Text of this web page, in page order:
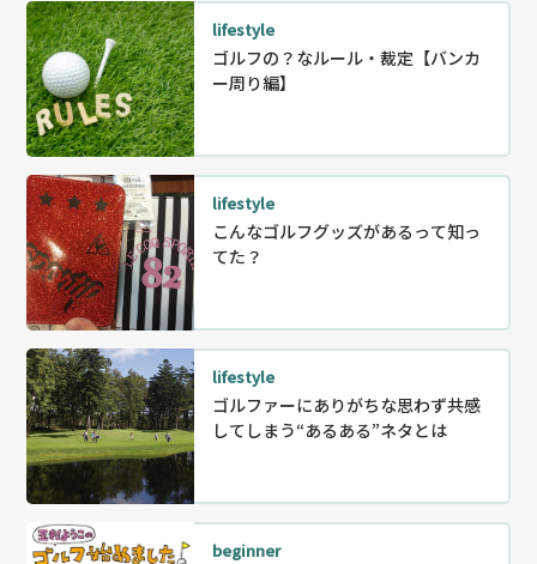
lifestyle
ゴルフの？なルール・裁定【バンカ
ー周り編】
lifestyle
こんなゴルフグッズがあるって知っ
てた？
lifestyle
ゴルファーにありがちな思わず共感
してしまう“あるある”ネタとは
beginner